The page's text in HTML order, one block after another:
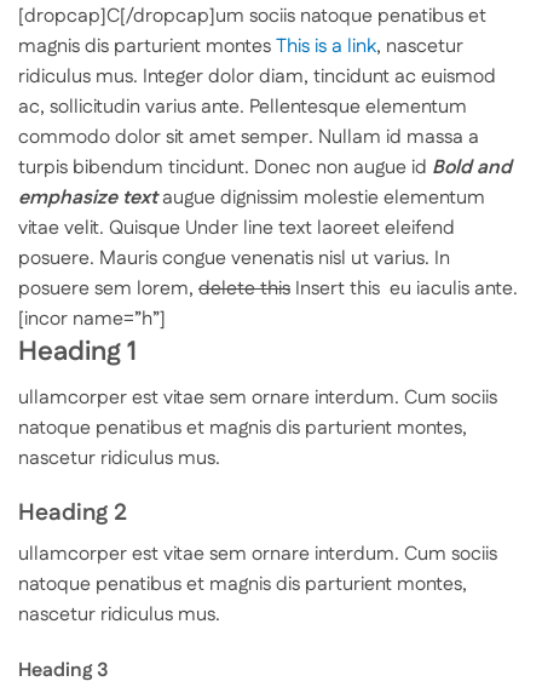
[dropcap]C[/dropcap]um sociis natoque penatibus et
magnis dis parturient montesThis is a link, nascetur
ridiculus mus. Integer dolor diam, tincidunt ac euismod
ac, sollicitudin varius ante. Pellentesque elementum
commodo dolor sit amet semper. Nullam id massa a
turpis bibendum tincidunt. Donec non augue id Bold and
emphasize textaugue dignissim molestie elementum
vitae velit. Quisque Under line text laoreet eleifend
posuere. Mauris congue venenatis nisl ut varius. In
posuere sem lorem, delete this Insert this eu iaculis ante.
[incor name=”h”]
Heading 1
ullamcorper est vitae sem ornare interdum. Cum sociis
natoque penatibus et magnis dis parturient montes,
nascetur ridiculus mus.
Heading 2
ullamcorper est vitae sem ornare interdum. Cum sociis
natoque penatibus et magnis dis parturient montes,
nascetur ridiculus mus.
Heading 3